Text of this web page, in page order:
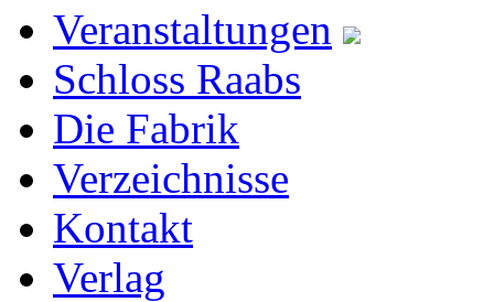
Veranstaltungen
Schloss Raabs
Die Fabrik
Verzeichnisse
Kontakt
Verlag